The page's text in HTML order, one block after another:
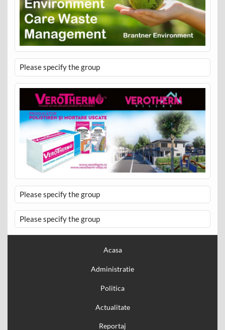
Please specify the group
Please specify the group
Please specify the group
Acasa
Administratie
Politica
Actualitate
Reportaj